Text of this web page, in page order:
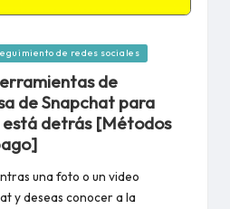
de redes sociales
de
de Snapchat para
está detrás [Métodos
una foto o un video
y deseas conocer a la